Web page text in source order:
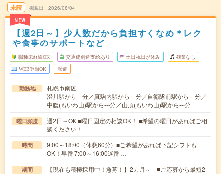
未読
NEW
掲載日 2026/08/04
【週2日～】少人数だから負担すくなめ＊レク
や食事のサポートなど
職種未経験OK 交通費別途支給あり 土日祝日が休み 残業なし
WEB登録OK 派遣
勤務地
札幌市南区
澄川駅から---分／真駒内駅から---分／自衛隊前駅から---分／
中腹(もいわ山)駅から---分／山頂(もいわ山)駅から---分
曜日頻度
週2日～OK ■曜日固定の相談OK！ ■希望の曜日があればご相
談ください！
時間
9:00～18:00（休憩60分）■ご希望があれば下記シフトも
OK！早番 7:00～16:00遅番 …
期間
【現在も積極採用中！急募！】2カ月～ ■ご応募から最短2